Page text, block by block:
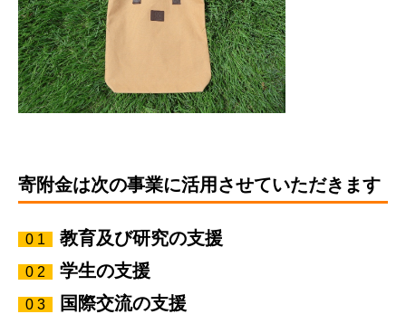
寄附金は次の事業に活用させていただきます
0 1 教育及び研究の支援
0 2 学生の支援
0 3 国際交流の支援